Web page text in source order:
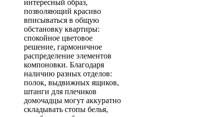
интересный образ,
позволяющий красиво
вписываться в общую
обстановку квартиры:
спокойное цветовое
решение, гармоничное
распределение элементов
компоновки. Благодаря
наличию разных отделов:
полок, выдвижных ящиков,
штанги для плечиков
домочадцы могут аккуратно
складывать стопы белья,